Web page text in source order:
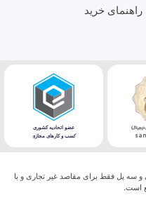
راهنمای خرید
و سه پل فقط برای مقاصد غیر تجاری و با
است.